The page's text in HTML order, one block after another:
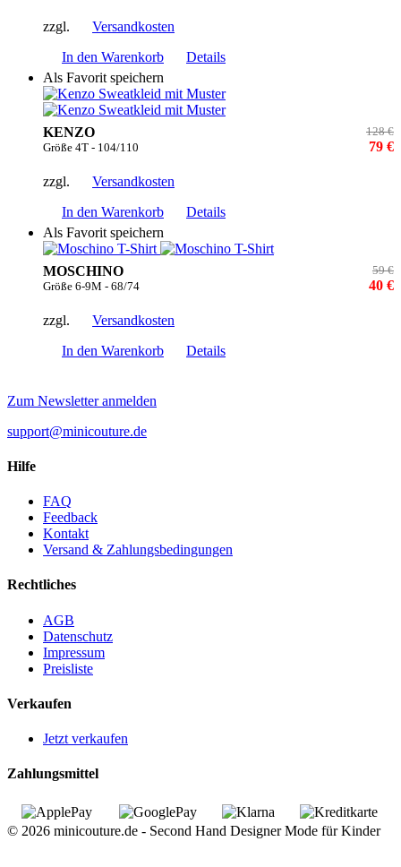
zzgl.
Versandkosten
In den Warenkorb
Details
Als Favorit speichern
KENZO
Größe 4T - 104/110
128 €
79 €
zzgl.
Versandkosten
In den Warenkorb
Details
Als Favorit speichern
MOSCHINO
Größe 6-9M - 68/74
59 €
40 €
zzgl.
Versandkosten
In den Warenkorb
Details
Zum Newsletter anmelden
support@minicouture.de
Hilfe
FAQ
Feedback
Kontakt
Versand & Zahlungsbedingungen
Rechtliches
AGB
Datenschutz
Impressum
Preisliste
Verkaufen
Jetzt verkaufen
Zahlungsmittel
© 2026 minicouture.de - Second Hand Designer Mode für Kinder